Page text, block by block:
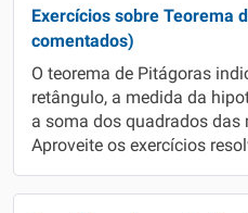
Exercícios sobre Teorema
comentados)
O teorema de Pitágoras
retângulo, a medida da
a soma dos quadrados das
Aproveite os exercícios